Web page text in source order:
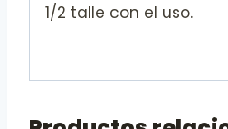
1/2 talle con el uso.